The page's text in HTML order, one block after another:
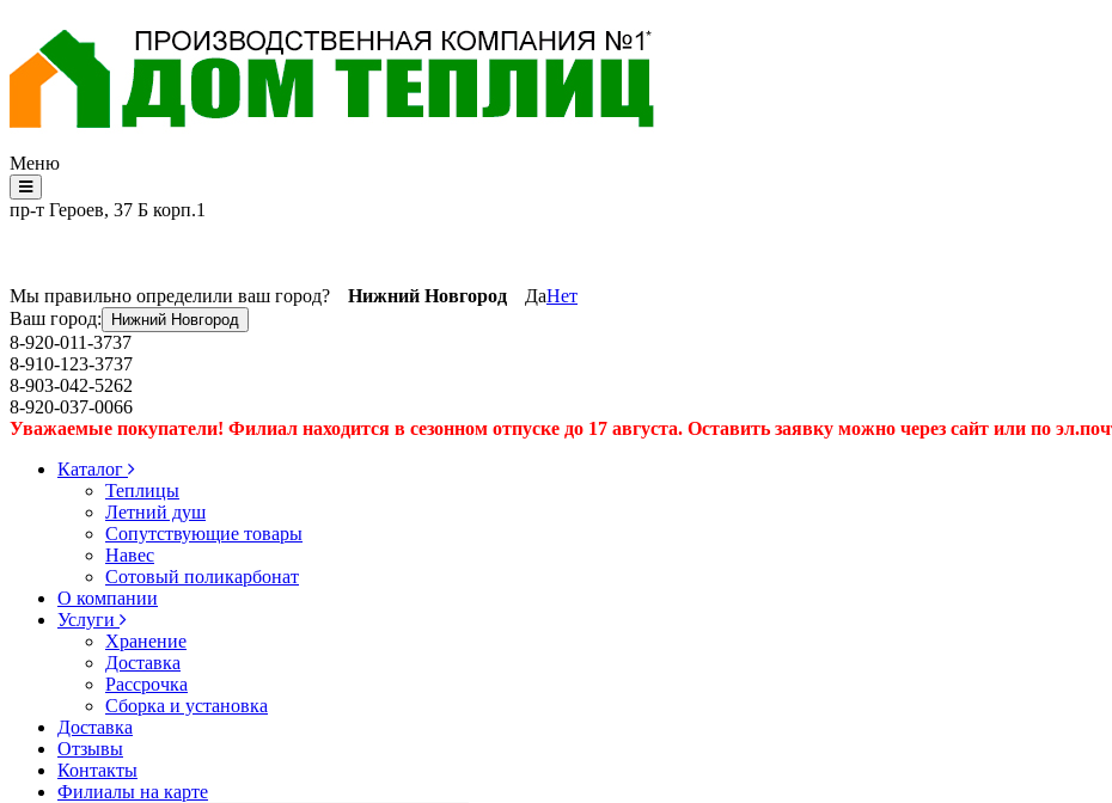
Меню
пр-т Героев, 37 Б корп.1
Мы правильно определили ваш город? Нижний Новгород ДаНет
Ваш город:
Нижний Новгород
8-920-011-3737
8-910-123-3737
8-903-042-5262
8-920-037-0066
Уважаемые покупатели! Филиал находится в сезонном отпуске до 17 августа. Оставить заявку можно через сайт или по
Каталог
Теплицы
Летний душ
Сопутствующие товары
Навес
Сотовый поликарбонат
О компании
Услуги
Хранение
Доставка
Рассрочка
Сборка и установка
Доставка
Отзывы
Контакты
Филиалы на карте